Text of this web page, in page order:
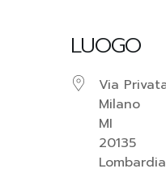
LUOGO
Via
Milano
MI
20135
Lombardia